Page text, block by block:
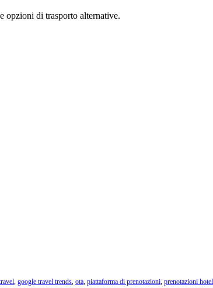
opzioni di trasporto alternative.
google travel trends ota piattaforma di prenotazioni prenotazioni hotel